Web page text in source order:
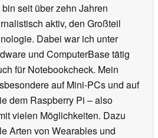
bin seit über zehn Jahren
aktiv, den Großteil
Dabei war ich unter
und ComputerBase tätig
für Notebookcheck. Mein
auf Mini-PCs und auf
dem Raspberry Pi – also
vielen Möglichkeiten. Dazu
Arten von Wearables und